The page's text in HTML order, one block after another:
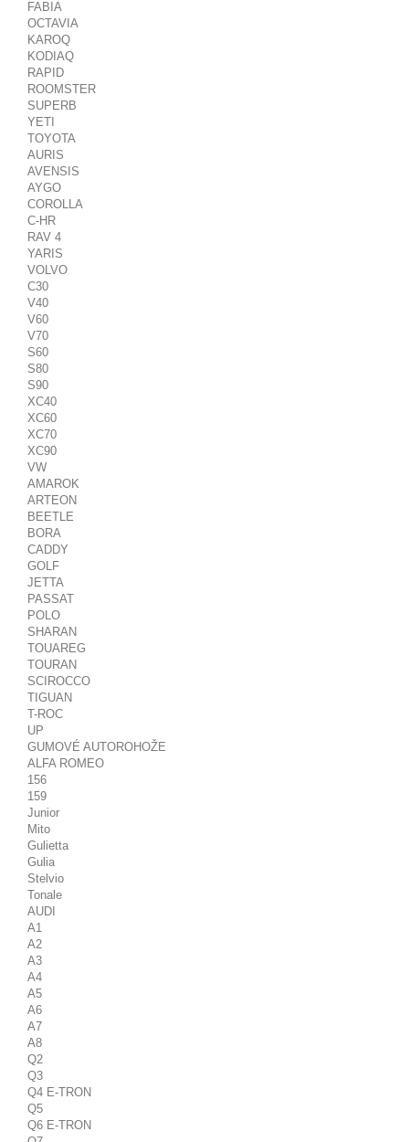
FABIA
OCTAVIA
KAROQ
KODIAQ
RAPID
ROOMSTER
SUPERB
YETI
TOYOTA
AURIS
AVENSIS
AYGO
COROLLA
C-HR
RAV 4
YARIS
VOLVO
C30
V40
V60
V70
S60
S80
S90
XC40
XC60
XC70
XC90
VW
AMAROK
ARTEON
BEETLE
BORA
CADDY
GOLF
JETTA
PASSAT
POLO
SHARAN
TOUAREG
TOURAN
SCIROCCO
TIGUAN
T-ROC
UP
GUMOVÉ AUTOROHOŽE
ALFA ROMEO
156
159
Junior
Mito
Gulietta
Gulia
Stelvio
Tonale
AUDI
A1
A2
A3
A4
A5
A6
A7
A8
Q2
Q3
Q4 E-TRON
Q5
Q6 E-TRON